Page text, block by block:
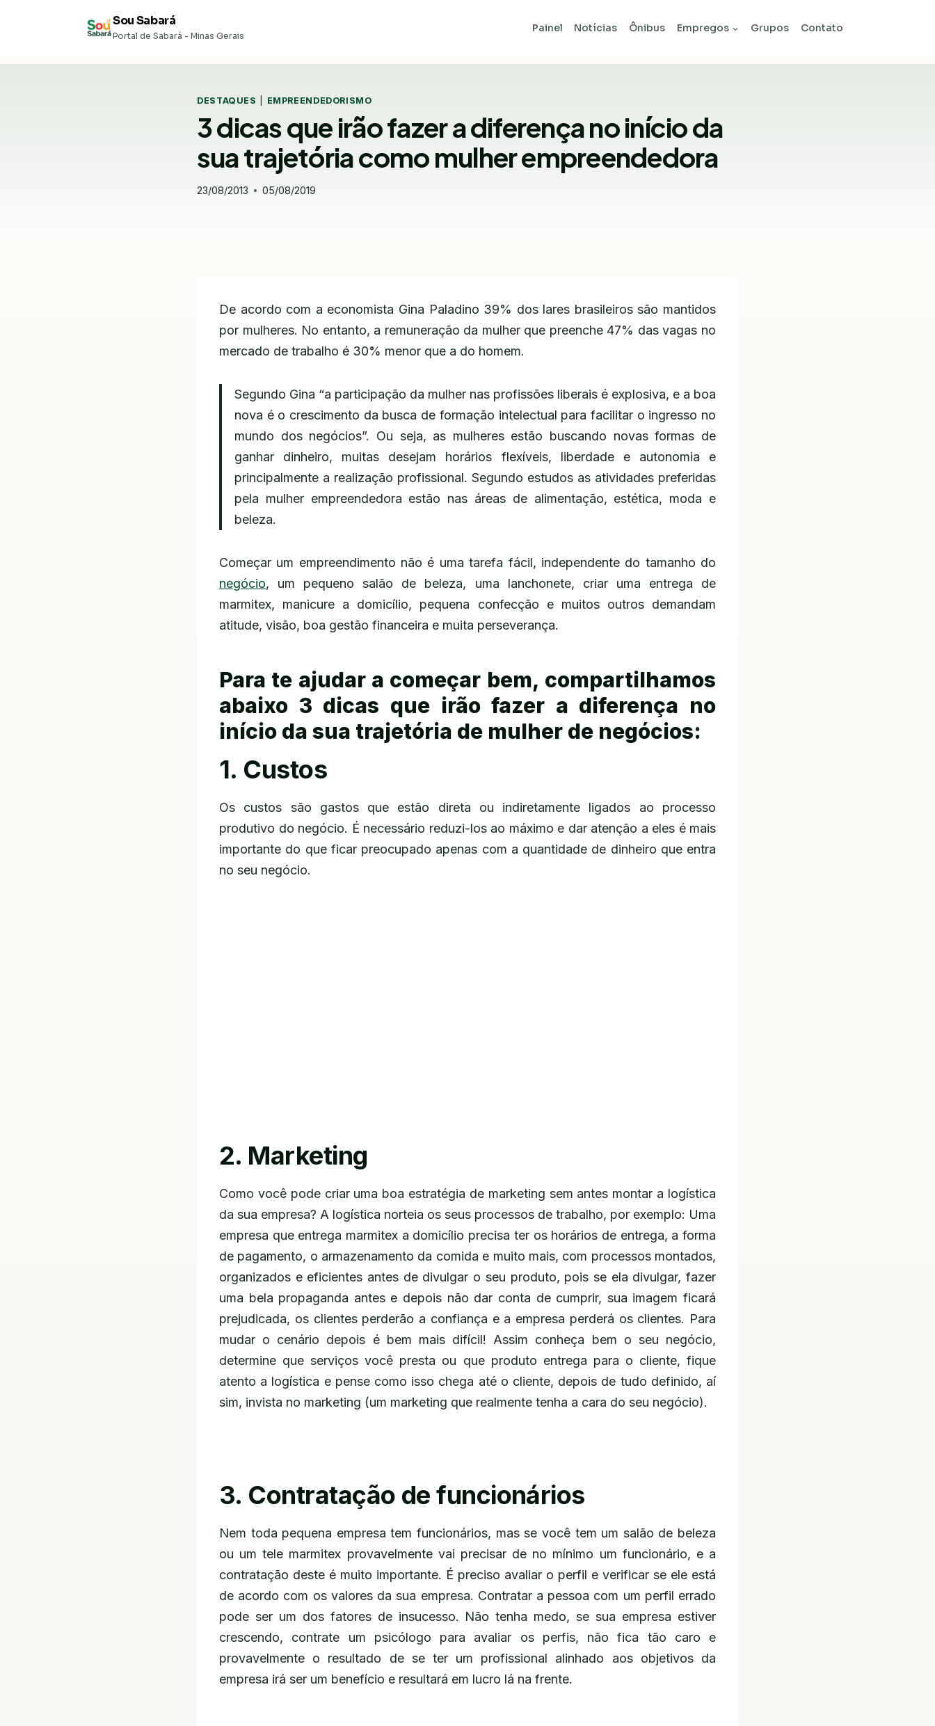
Sou Sabará
Portal de Sabará - Minas Gerais
Painel Notícias Ônibus Empregos Grupos Contato
DESTAQUES EMPREENDEDORISMO
3 dicas que irão fazer a diferença no início da
sua trajetória como mulher empreendedora
23/08/2013 05/08/2019
De acordo com a economista Gina Paladino 39% dos lares brasileiros são mantidos
por mulheres. No entanto, a remuneração da mulher que preenche 47% das vagas no
mercado de trabalho é 30% menor que a do homem.
Segundo Gina “a participação da mulher nas profissões liberais é explosiva, e a boa
nova é o crescimento da busca de formação intelectual para facilitar o ingresso no
mundo dos negócios”. Ou seja, as mulheres estão buscando novas formas de
ganhar dinheiro, muitas desejam horários flexíveis, liberdade e autonomia e
principalmente a realização profissional. Segundo estudos as atividades preferidas
pela mulher empreendedora estão nas áreas de alimentação, estética, moda e
beleza.
Começar um empreendimento não é uma tarefa fácil, independente do tamanho do
negócio, um pequeno salão de beleza, uma lanchonete, criar uma entrega de
marmitex, manicure a domicílio, pequena confecção e muitos outros demandam
atitude, visão, boa gestão financeira e muita perseverança.
Para te ajudar a começar bem, compartilhamos
abaixo 3 dicas que irão fazer a diferença no
início da sua trajetória de mulher de negócios:
1. Custos
Os custos são gastos que estão direta ou indiretamente ligados ao processo
produtivo do negócio. É necessário reduzi-los ao máximo e dar atenção a eles é mais
importante do que ficar preocupado apenas com a quantidade de dinheiro que entra
no seu negócio.
2. Marketing
Como você pode criar uma boa estratégia de marketing sem antes montar a logística
da sua empresa? A logística norteia os seus processos de trabalho, por exemplo: Uma
empresa que entrega marmitex a domicílio precisa ter os horários de entrega, a forma
de pagamento, o armazenamento da comida e muito mais, com processos montados,
organizados e eficientes antes de divulgar o seu produto, pois se ela divulgar, fazer
uma bela propaganda antes e depois não dar conta de cumprir, sua imagem ficará
prejudicada, os clientes perderão a confiança e a empresa perderá os clientes. Para
mudar o cenário depois é bem mais difícil! Assim conheça bem o seu negócio,
determine que serviços você presta ou que produto entrega para o cliente, fique
atento a logística e pense como isso chega até o cliente, depois de tudo definido, aí
sim, invista no marketing (um marketing que realmente tenha a cara do seu negócio).
3. Contratação de funcionários
Nem toda pequena empresa tem funcionários, mas se você tem um salão de beleza
ou um tele marmitex provavelmente vai precisar de no mínimo um funcionário, e a
contratação deste é muito importante. É preciso avaliar o perfil e verificar se ele está
de acordo com os valores da sua empresa. Contratar a pessoa com um perfil errado
pode ser um dos fatores de insucesso. Não tenha medo, se sua empresa estiver
crescendo, contrate um psicólogo para avaliar os perfis, não fica tão caro e
provavelmente o resultado de se ter um profissional alinhado aos objetivos da
empresa irá ser um benefício e resultará em lucro lá na frente.